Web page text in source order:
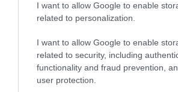
I want to allow Google to enable
related to personalization.
I want to allow Google to enable
related to security, including
functionality and fraud prevention,
user protection.